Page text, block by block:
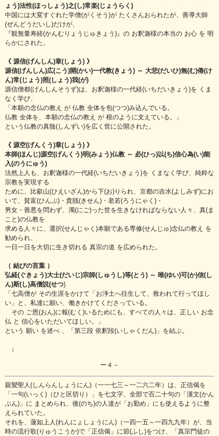
ょう)法性(ほっしょう)之(し)常楽(じょうらく)
中国には大変すぐれた学僧(がくそう)が たくさんおられたが、善導大師
(ぜんどうだいし)だけが、
『観無量寿経(かんむりょうじゅきょう)』の お釈迦様の本当の お心 を 明
らかにされた。
《 源信(げんしん)章(しょう) 》
源信(げんしん)広(こう)開(かい)一代教(きょう) ～ 大悲(だいひ)無(む)倦(け
ん)常(じょう)照(しょう)我(が)
源信僧都(げんしんそうず)は、お釈迦様の一代経(いちだいきょう)を くま
なく学び、
「本願の念仏の教え が 仏教 全体を包(つつ)み込んでいる。
仏教 全体を、本願の念仏の教え が 根のように支えている。」
という仏教の真髄(しんずい)を広く世に公開された。
《 源空(げんくう)章(しょう) 》
本師(ほんじ)源空(げんくう)明(みょう)仏教 ～ 必(ひっ)以(ち)信心為(い)能
入(のうにゅう)
法然上人も、お釈迦様の一代経(いちだいきょう)を くまなく学び、純粋な
宗教を実現する
ために、比叡山(ひえいざん)から下(お)りられ、京都の吉水(よしみず)にお
いて、貧富(ひんぷ)・貴賎(きせん)・老若(ろうにゃく)・
男女・善悪を問わず、濁(にご)った世を生きなければならない人々、真(ま
こと)の仏教を
求める人々に、選択(せんじゃく)本願である専修(せんじゅ)念仏の教え を
勧められ、
一日一日を大切に生き切れる 真宗の道 を広められた。
（ 結びの言葉 ）
弘経(ぐきょう)大士(だいじ)宗師(しゅうし)等(とう) ～ 唯(ゆい)可(か)信(し
ん)斯(し)高僧説(せつ)
「七高僧が その生涯をかけて「お浄土へ往生して、救われて行ってほし
い」と、私達に願い、働きかけてくださっている。
その ご恩(おん)に報(むく)いるためにも、すべての人々は、正しい お念
仏 と 信心をいただいてほしい。」
という 願い を述べ 、「第三段 依釈段(いしゃくだん)」を結ぶ。
↓
ー４－
親鸞聖人(しんらんしょうにん)（一一七三～一二六二年）は、正信偈を
「一句(いっく)（ひと区切り）」を七文字、全部で百二十句の「漢文(かん
ぶん)」に まとめられ、後(のち)の人達が「お勤め」にも使えるように整
えられていた。
それを、蓮如上人(れんにょしょうにん)（一四一五～一四九九年）が、当
時の流行歌(りゅうこうか)で「正信偈」に節(ふし)をつけ、「真宗門徒の